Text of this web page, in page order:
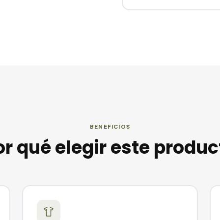
BENEFICIOS
qué elegir este